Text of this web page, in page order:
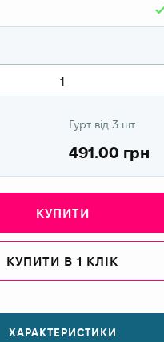
Гурт від 3 шт.
491.00 грн
КУПИТИ
КУПИТИ В 1 КЛІК
ХАРАКТЕРИСТИКИ